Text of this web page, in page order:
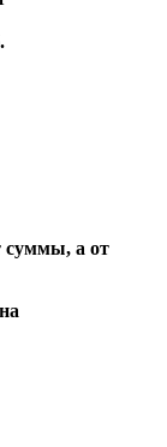
суммы, а от